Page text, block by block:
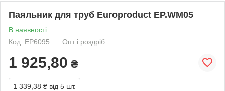
Паяльник для труб Europroduct EP.WM05
В наявності
Код: EP6095
Опт і роздріб
1 925,80 ₴
1 339,38 ₴ від 5 шт.